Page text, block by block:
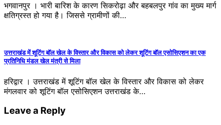
भगवानपुर । भारी बारिश के कारण सिकरोढ़ा और बहबलपुर गांव का मुख्य मार्ग
क्षतिग्रस्त हो गया है। जिससे ग्रामीणों की…
उत्तराखंड में शूटिंग बॉल खेल के विस्तार और विकास को लेकर शूटिंग बॉल एसोसिएशन का एक
प्रतिनिधि मंडल खेल मंत्री से मिला
हरिद्वार । उत्तराखंड में शूटिंग बॉल खेल के विस्तार और विकास को लेकर
मंगलवार को शूटिंग बॉल एसोसिएशन उत्तराखंड के…
Leave a Reply